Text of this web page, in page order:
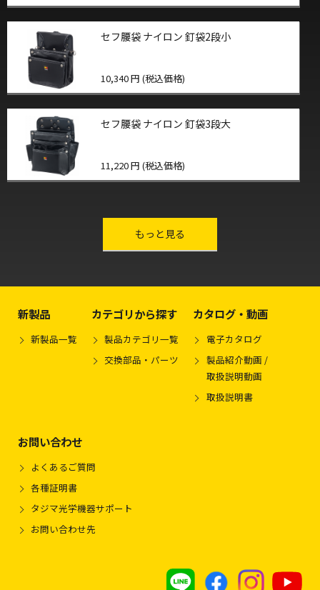
セフ腰袋 ナイロン 釘袋2段小
10,340 円 (税込価格)
セフ腰袋 ナイロン 釘袋3段大
11,220 円 (税込価格)
もっと見る
新製品
新製品一覧
カテゴリから探す
製品カテゴリ一覧
交換部品・パーツ
カタログ・動画
電子カタログ
製品紹介動画 /
取扱説明動画
取扱説明書
お問い合わせ
よくあるご質問
各種証明書
タジマ光学機器サポート
お問い合わせ先